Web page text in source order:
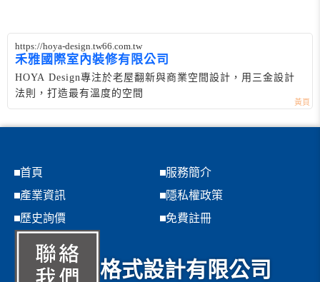
https://hoya-design.tw66.com.tw
禾雅國際室內裝修有限公司
HOYA Design專注於老屋翻新與商業空間設計，用三金設計
法則，打造最有溫度的空間
首頁
服務簡介
產業資訊
隱私權政策
歷史詢價
免費註冊
格式設計有限公司